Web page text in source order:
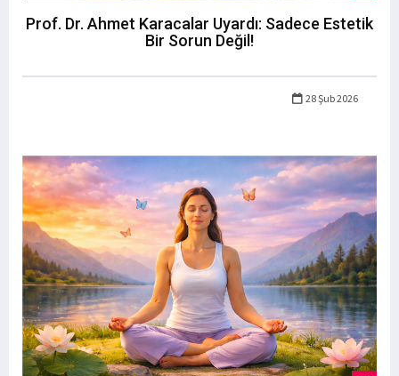
Prof. Dr. Ahmet Karacalar Uyardı: Sadece Estetik
Bir Sorun Değil!
28 Şub 2026